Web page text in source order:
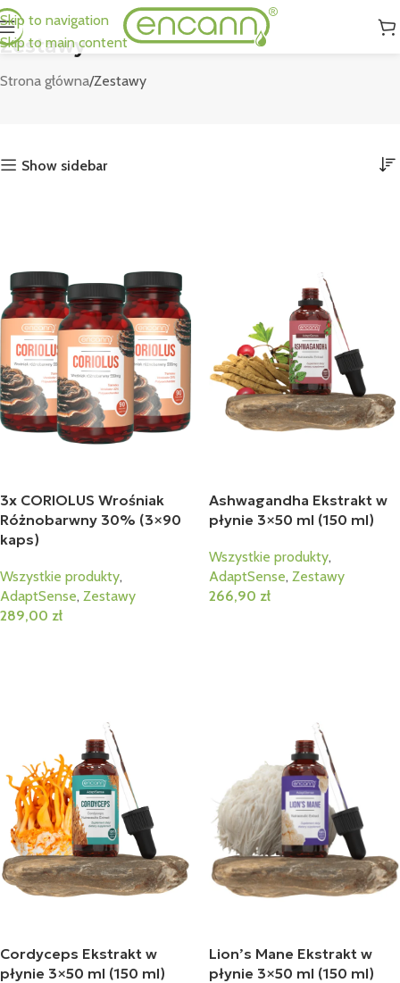
Skip to navigation
Skip to main content
Zestawy
Strona główna Zestawy
Show sidebar
3x CORIOLUS Wrośniak
Różnobarwny 30% (3×90
kaps)
Wszystkie produkty,
AdaptSense, Zestawy
289,00 zł
Ashwagandha Ekstrakt w
płynie 3×50 ml (150 ml)
Wszystkie produkty,
AdaptSense, Zestawy
266,90 zł
Cordyceps Ekstrakt w
płynie 3×50 ml (150 ml)
Lion’s Mane Ekstrakt w
płynie 3×50 ml (150 ml)